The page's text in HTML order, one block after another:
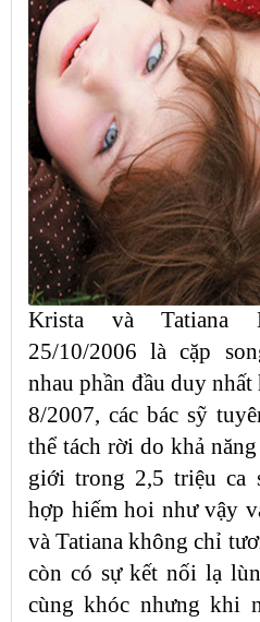
Krista và Tatiana
25/10/2006 là cặp
nhau phần đầu duy
8/2007, các bác sỹ
thể tách rời do khả
giới trong 2,5 triệu ca
hợp hiếm hoi như vậy
và Tatiana không chỉ
còn có sự kết nối lạ
cùng khóc nhưng khi